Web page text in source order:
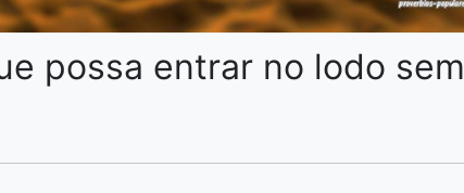
possa entrar no lodo sem